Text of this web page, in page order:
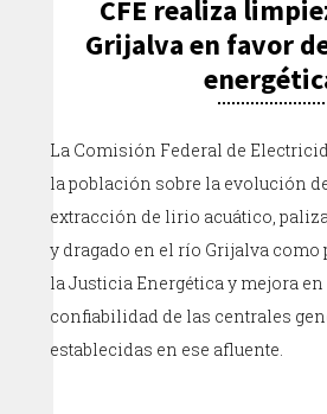
CFE realiza
Grijalva en favor
La Comisión Federal de
la población sobre la evolución
extracción de lirio acuático,
y dragado en el río Grijalva como
la Justicia Energética y mejora
confiabilidad de las centrales
establecidas en ese afluente.